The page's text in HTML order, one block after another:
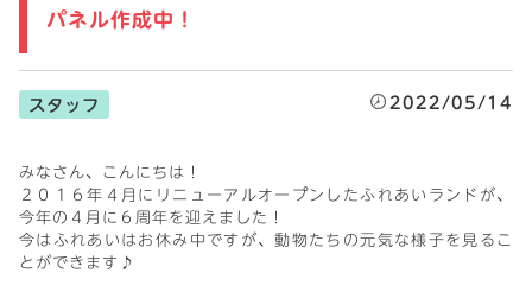
パネル作成中！
スタッフ 2022/05/14
みなさん、こんにちは！
２０１６年４月にリニューアルオープンしたふれあいランドが、
今年の４月に６周年を迎えました！
今はふれあいはお休み中ですが、動物たちの元気な様子を見るこ
とができます♪